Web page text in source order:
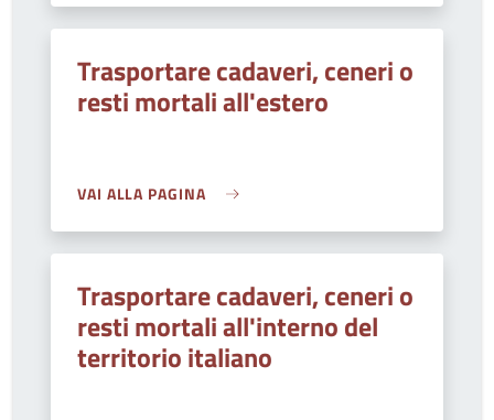
Trasportare cadaveri, ceneri o
resti mortali all'estero
VAI ALLA PAGINA
Trasportare cadaveri, ceneri o
resti mortali all'interno del
territorio italiano